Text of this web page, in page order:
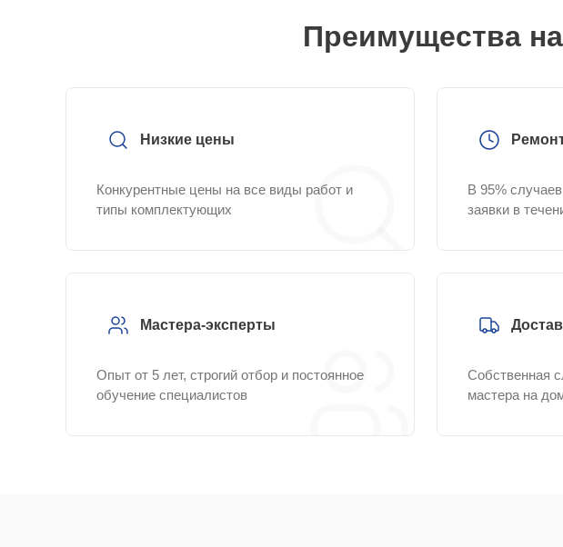
Преимущества
Низкие цены
Конкурентные цены на все виды работ и
типы комплектующих
В 95%
заявки в
Мастера-эксперты
Опыт от 5 лет, строгий отбор и постоянное
обучение специалистов
Собственная
мастера на